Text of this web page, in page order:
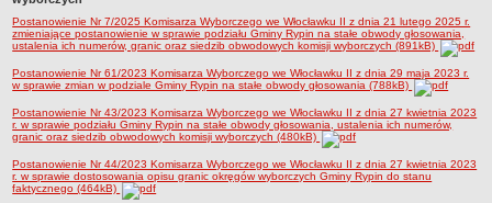
Zadania publiczne
Realizacja zadań publicznych
Rejestr zbiorów danych osobowych
Rejestr instytucji kultury
RODO Klauzule informacyjne
AKTUALNOŚCI I OGŁOSZENIA
Postanowienie Nr 7/2025 Komisarza Wyborczego we Włocławku II z dnia 21 lutego 2025 r.
zmieniające postanowienie w sprawie podziału Gminy Rypin na stałe obwody głosowania,
ustalenia ich numerów, granic oraz siedzib obwodowych komisji wyborczych (891kB)
Postanowienie Nr 61/2023 Komisarza Wyborczego we Włocławku II z dnia 29 maja 2023 r.
w sprawie zmian w podziale Gminy Rypin na stałe obwody głosowania (788kB)
Postanowienie Nr 43/2023 Komisarza Wyborczego we Włocławku II z dnia 27 kwietnia 2023
r. w sprawie podziału Gminy Rypin na stałe obwody głosowania, ustalenia ich numerów,
granic oraz siedzib obwodowych komisji wyborczych (480kB)
Postanowienie Nr 44/2023 Komisarza Wyborczego we Włocławku II z dnia 27 kwietnia 2023
r. w sprawie dostosowania opisu granic okręgów wyborczych Gminy Rypin do stanu
faktycznego (464kB)